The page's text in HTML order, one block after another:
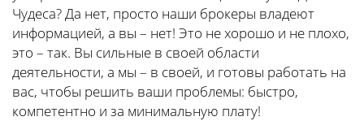
Чудеса? Да нет, просто наши брокеры владеют
информацией, а вы – нет! Это не хорошо и не плохо,
это – так. Вы сильные в своей области
деятельности, а мы – в своей, и готовы работать на
вас, чтобы решить ваши проблемы: быстро,
компетентно и за минимальную плату!